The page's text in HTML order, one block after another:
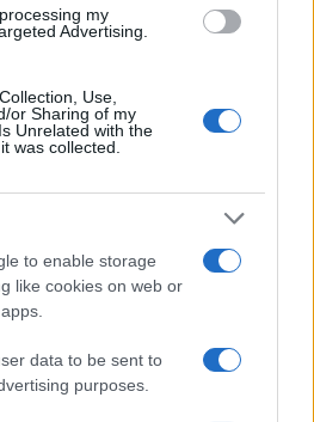
my
Advertising.
Use,
or Sharing of my
Unrelated with the
was collected.
to enable storage
like cookies on web or
data to be sent to
purposes.
τους ένα μικρό
επίθεση στο Κίεβο
στη Raytheon για SM-